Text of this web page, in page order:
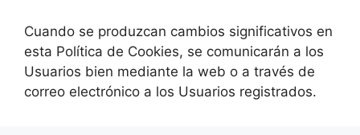
Cuando se produzcan cambios significativos en
esta Política de Cookies, se comunicarán a los
Usuarios bien mediante la web o a través de
correo electrónico a los Usuarios registrados.